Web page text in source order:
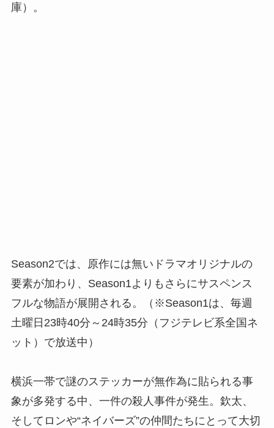
庫）。
Season2では、原作には無いドラマオリジナルの
要素が加わり、Season1よりもさらにサスペンス
フルな物語が展開される。（※Season1は、毎週
土曜日23時40分～24時35分（フジテレビ系全国ネ
ット）で放送中）
横浜一帯で謎のステッカーが無作為に貼られる事
象が多発する中、一件の殺人事件が発生。欽太、
そしてロンや“ネイバーズ”の仲間たちにとって大切